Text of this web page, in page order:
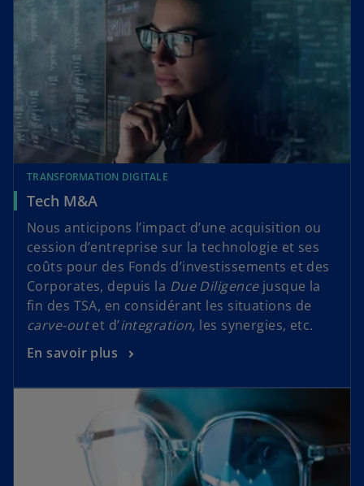
TRANSFORMATION DIGITALE
Tech M&A
Nous anticipons l’impact d’une acquisition ou
cession d’entreprise sur la technologie et ses
coûts pour des Fonds d’investissements et des
Corporates, depuis la Due Diligencejusque la
fin des TSA, en considérant les situations de
carve-outet d’integration, les synergies, etc.
En savoir plus